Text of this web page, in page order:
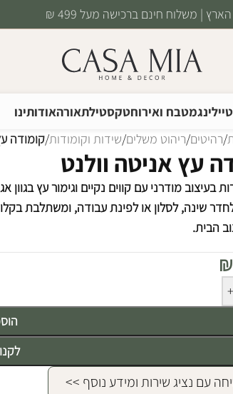
| משלוח חינם ברכישה מעל 499 ₪
מטבח ואירוחטקסטילתאורהאודותינו
/רהיטים/ריהוט משלים/שידות וקומודות/קומודה
עץ אניטה וולנט
בעיצוב מודרני עם קווים נקיים וגימור עץ
שינה, לסלון או לפינת עבודה, ומשתלבת
הבית.
₪
+
עם נציג שירות ומידע נוסף >>